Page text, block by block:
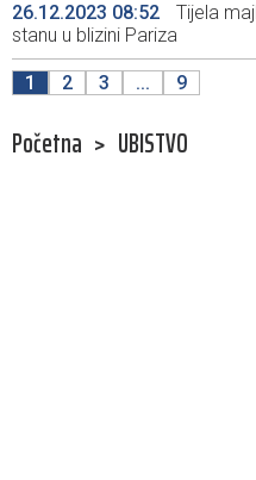
26.12.2023 08:52
Tijela
stanu u blizini Pariza
1 2 3 ... 9
Početna > UBISTVO